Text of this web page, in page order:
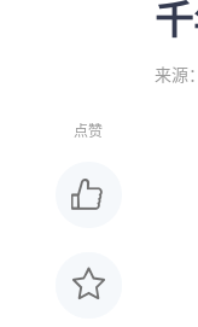
来源
点赞